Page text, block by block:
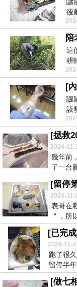
後
餐
陪
這
耕
錢
[
鼴
該
人
2024-11-
幾年前
了一台
[留停
2024-11-
表哥在
＂，所
是去...
[已完
2024-11-
跑了很
留停半
[做七